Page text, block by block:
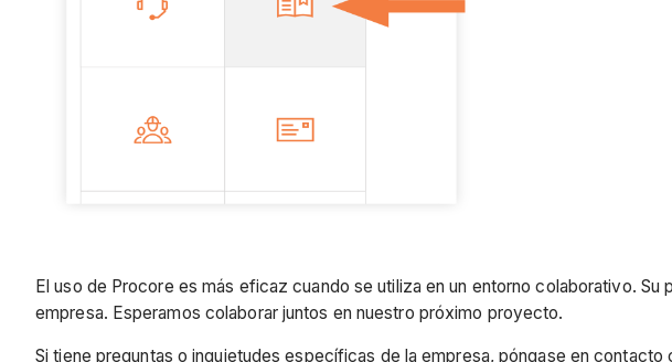
El uso de Procore es más eficaz cuando se utiliza en un entorno colaborativo.
empresa. Esperamos colaborar juntos en nuestro próximo proyecto.
Si tiene preguntas o inquietudes específicas de la empresa, póngase en contacto